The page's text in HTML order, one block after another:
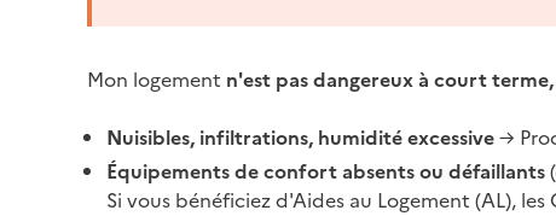
Mon logement n'est pas dangereux à court
Nuisibles, infiltrations, humidité excessive→
Équipements de confort absents ou défaillants
Si vous bénéficiez d'Aides au Logement (AL),